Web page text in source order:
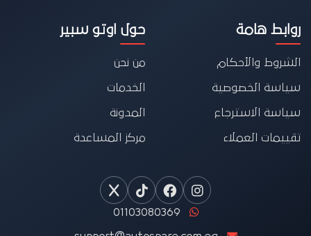
روابط هامة
الشروط والأحكام
سياسة الخصوصية
سياسة الاسترجاع
تقييمات العملاء
حول اوتو سبير
من نحن
الخدمات
المدونة
مركز المساعدة